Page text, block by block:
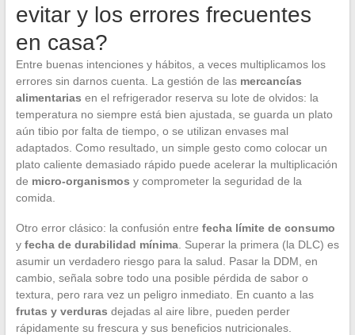
evitar y los errores frecuentes
en casa?
Entre buenas intenciones y hábitos, a veces multiplicamos los
errores sin darnos cuenta. La gestión de las mercancías
alimentarias en el refrigerador reserva su lote de olvidos: la
temperatura no siempre está bien ajustada, se guarda un plato
aún tibio por falta de tiempo, o se utilizan envases mal
adaptados. Como resultado, un simple gesto como colocar un
plato caliente demasiado rápido puede acelerar la multiplicación
de micro-organismos y comprometer la seguridad de la
comida.
Otro error clásico: la confusión entre fecha límite de consumo
y fecha de durabilidad mínima. Superar la primera (la DLC) es
asumir un verdadero riesgo para la salud. Pasar la DDM, en
cambio, señala sobre todo una posible pérdida de sabor o
textura, pero rara vez un peligro inmediato. En cuanto a las
frutas y verduras dejadas al aire libre, pueden perder
rápidamente su frescura y sus beneficios nutricionales.